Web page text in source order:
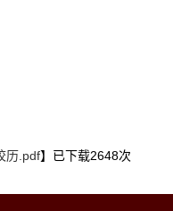
历.pdf】已下载2648次